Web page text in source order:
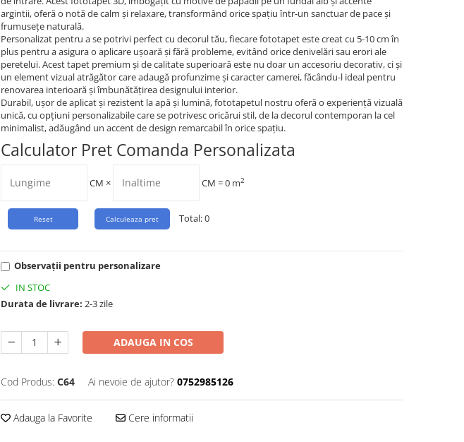
argintii, oferă o notă de calm și relaxare, transformând orice spațiu într-un sanctuar de pace și
frumusețe naturală.
Personalizat pentru a se potrivi perfect cu decorul tău, fiecare fototapet este creat cu 5-10 cm în
plus pentru a asigura o aplicare ușoară și fără probleme, evitând orice denivelări sau erori ale
peretelui. Acest tapet premium și de calitate superioară este nu doar un accesoriu decorativ, ci și
un element vizual atrăgător care adaugă profunzime și caracter camerei, făcându-l ideal pentru
renovarea interioară și îmbunătățirea designului interior.
Durabil, ușor de aplicat și rezistent la apă și lumină, fototapetul nostru oferă o experiență vizuală
unică, cu opțiuni personalizabile care se potrivesc oricărui stil, de la decorul contemporan la cel
minimalist, adăugând un accent de design remarcabil în orice spațiu.
Calculator Pret Comanda Personalizata
CM × CM =0 m2
Total:0
Observații pentru personalizare
IN STOC
Durata de livrare: 2-3 zile
ADAUGA IN COS
Cod Produs: C64 Ai nevoie de ajutor? 0752985126
Adauga la Favorite Cere informatii